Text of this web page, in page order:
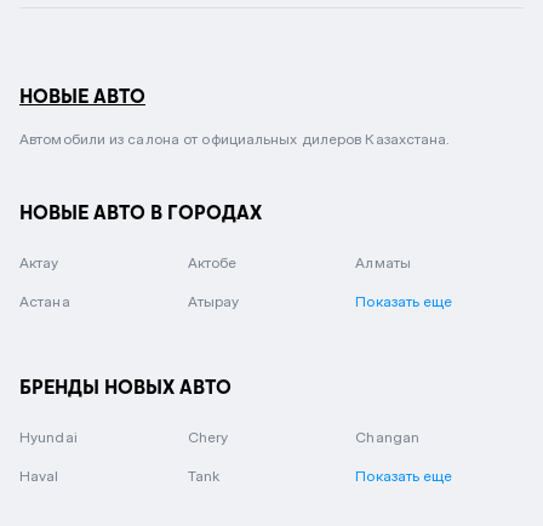
НОВЫЕ АВТО
Автомобили из салона от официальных дилеров Казахстана.
НОВЫЕ АВТО В ГОРОДАХ
Актау Актобе Алматы
Астана Атырау Показать еще
БРЕНДЫ НОВЫХ АВТО
Hyundai Chery Changan
Haval Tank Показать еще